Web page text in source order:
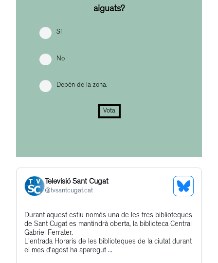
aiguats?
Sí
No
Depèn de la zona.
Vota
Televisió Sant Cugat
@tvsantcugat.cat
See
Profile
Get
to
this
Durant aquest estiu només una de les tres biblioteques
de Sant Cugat es mantindrà oberta, la biblioteca Central
Gabriel Ferrater.
L'entrada Horaris de les biblioteques de la ciutat durant
el mes d’agost ha aparegut ...